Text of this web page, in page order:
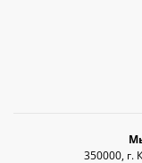
350000, г.